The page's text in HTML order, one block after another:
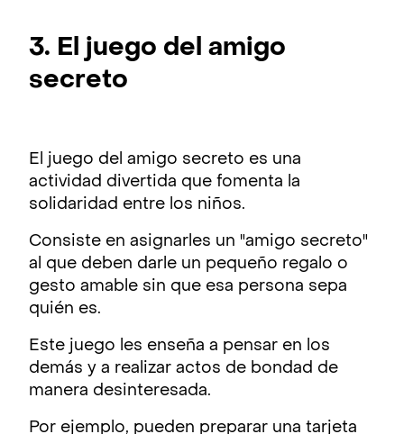
3. El juego del amigo
secreto
El juego del amigo secreto es una
actividad divertida que fomenta la
solidaridad entre los niños.
Consiste en asignarles un "amigo secreto"
al que deben darle un pequeño regalo o
gesto amable sin que esa persona sepa
quién es.
Este juego les enseña a pensar en los
demás y a realizar actos de bondad de
manera desinteresada.
Por ejemplo, pueden preparar una tarjeta